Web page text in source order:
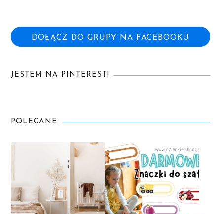
DOŁĄCZ DO GRUPY NA FACEBOOKU
JESTEM NA PINTEREST!
POLECANE